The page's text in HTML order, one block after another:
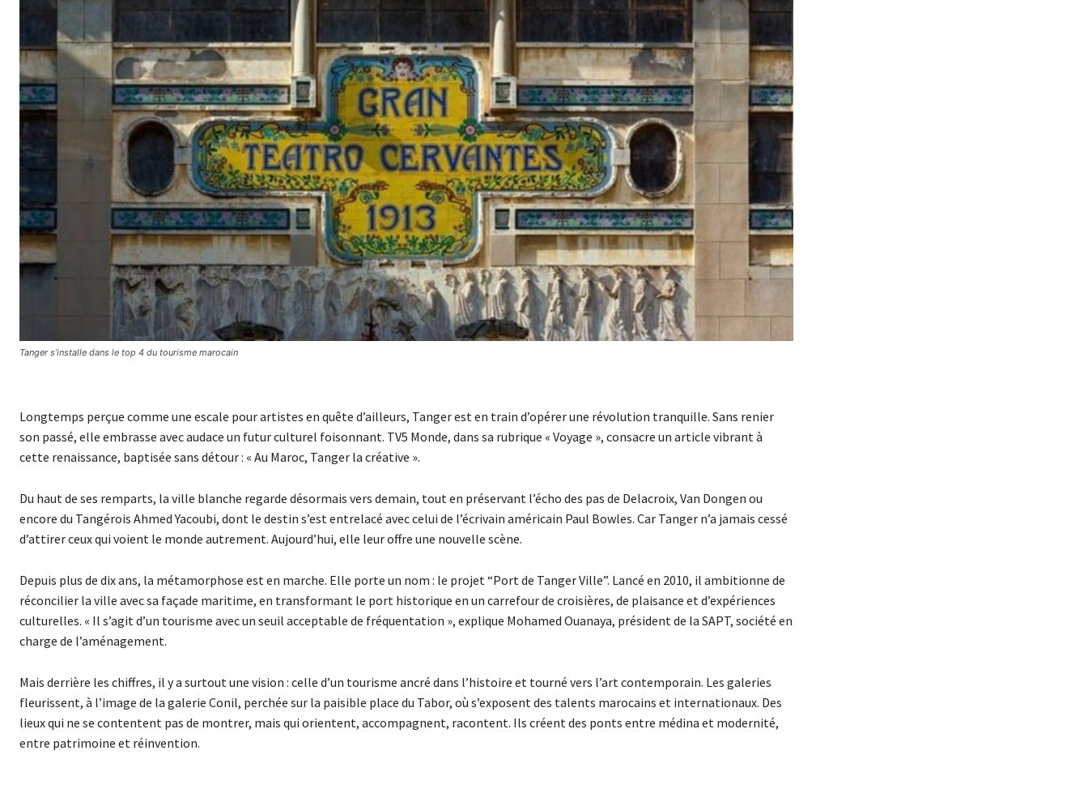
Tanger s’installe dans le top 4 du tourisme marocain
Longtemps perçue comme une escale pour artistes en quête d’ailleurs, Tanger est en train d’opérer une révolution tranquille. Sans renier
son passé, elle embrasse avec audace un futur culturel foisonnant. TV5 Monde, dans sa rubrique « Voyage », consacre un article vibrant à
cette renaissance, baptisée sans détour : « Au Maroc, Tanger la créative ».
Du haut de ses remparts, la ville blanche regarde désormais vers demain, tout en préservant l’écho des pas de Delacroix, Van Dongen ou
encore du Tangérois Ahmed Yacoubi, dont le destin s’est entrelacé avec celui de l’écrivain américain Paul Bowles. Car Tanger n’a jamais cessé
d’attirer ceux qui voient le monde autrement. Aujourd’hui, elle leur offre une nouvelle scène.
Depuis plus de dix ans, la métamorphose est en marche. Elle porte un nom : le projet “Port de Tanger Ville”. Lancé en 2010, il ambitionne de
réconcilier la ville avec sa façade maritime, en transformant le port historique en un carrefour de croisières, de plaisance et d’expériences
culturelles. « Il s’agit d’un tourisme avec un seuil acceptable de fréquentation », explique Mohamed Ouanaya, président de la SAPT, société en
charge de l’aménagement.
Mais derrière les chiffres, il y a surtout une vision : celle d’un tourisme ancré dans l’histoire et tourné vers l’art contemporain. Les galeries
fleurissent, à l’image de la galerie Conil, perchée sur la paisible place du Tabor, où s’exposent des talents marocains et internationaux. Des
lieux qui ne se contentent pas de montrer, mais qui orientent, accompagnent, racontent. Ils créent des ponts entre médina et modernité,
entre patrimoine et réinvention.